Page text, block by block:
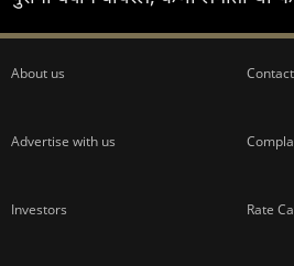
About us
Advertise with us
Investors Rate